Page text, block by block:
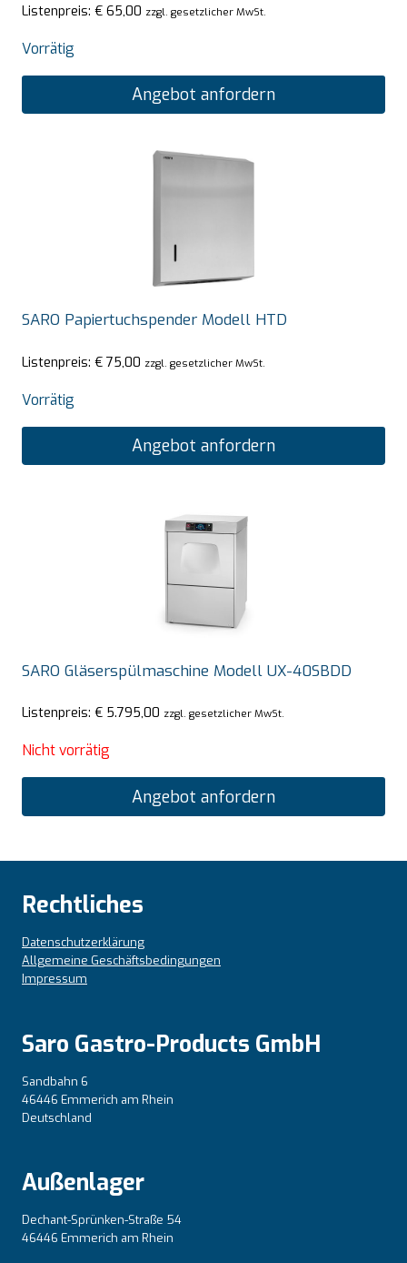
Listenpreis: € 65,00 zzgl. gesetzlicher MwSt.
Vorrätig
Angebot anfordern
SARO Papiertuchspender Modell HTD
Listenpreis: € 75,00 zzgl. gesetzlicher MwSt.
Vorrätig
Angebot anfordern
SARO Gläserspülmaschine Modell UX-40SBDD
Listenpreis: € 5.795,00 zzgl. gesetzlicher MwSt.
Nicht vorrätig
Angebot anfordern
Rechtliches
Datenschutzerklärung
Allgemeine Geschäftsbedingungen
Impressum
Saro Gastro-Products GmbH
Sandbahn 6
46446 Emmerich am Rhein
Deutschland
Außenlager
Dechant-Sprünken-Straße 54
46446 Emmerich am Rhein